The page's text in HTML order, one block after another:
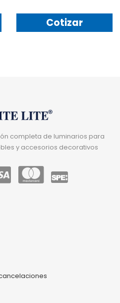
Cotizar
completa de luminarios para
y accesorios decorativos